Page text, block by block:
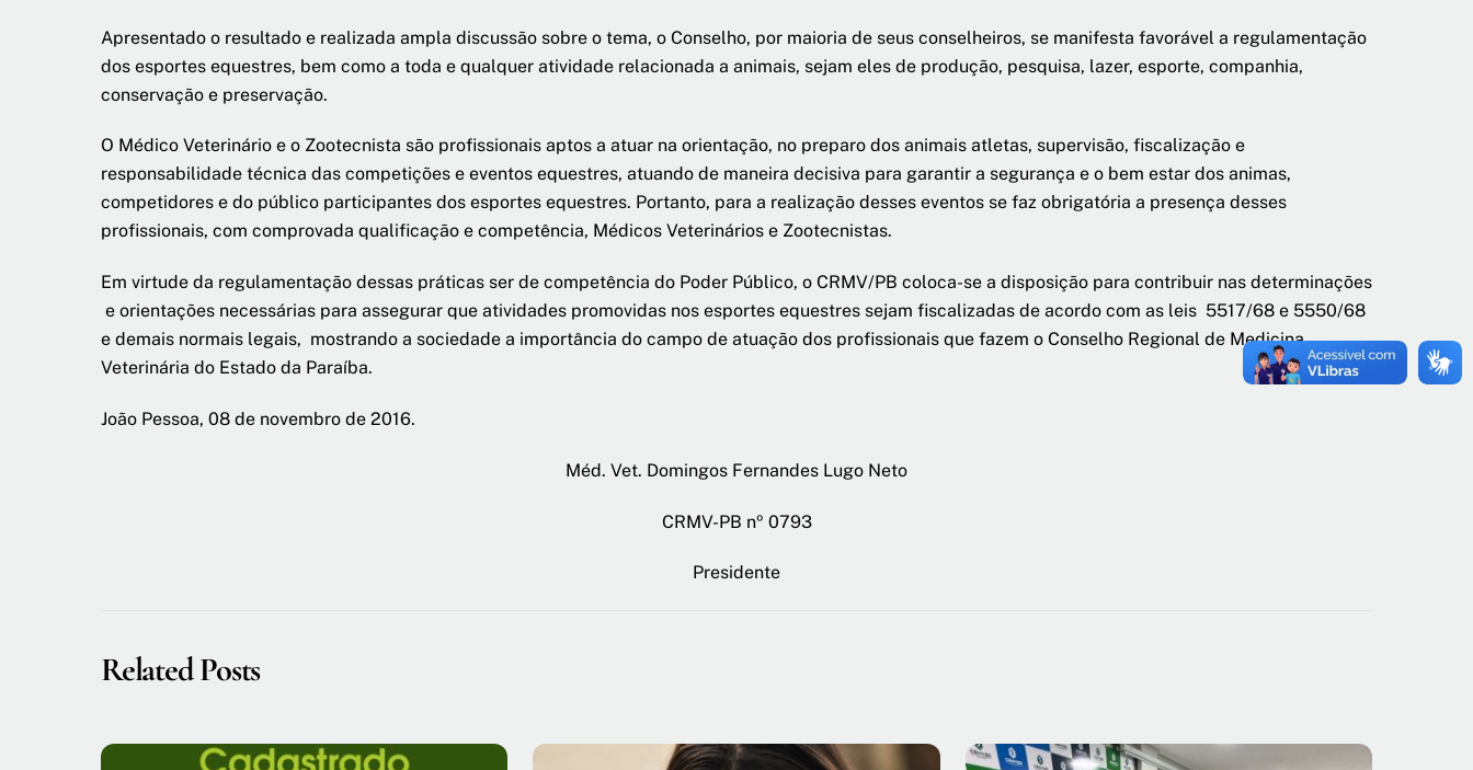
Apresentado o resultado e realizada ampla discussão sobre o tema, o Conselho, por maioria de seus conselheiros, se manifesta favorável a regulamentação
dos esportes equestres, bem como a toda e qualquer atividade relacionada a animais, sejam eles de produção, pesquisa, lazer, esporte, companhia,
conservação e preservação.
O Médico Veterinário e o Zootecnista são profissionais aptos a atuar na orientação, no preparo dos animais atletas, supervisão, fiscalização e
responsabilidade técnica das competições e eventos equestres, atuando de maneira decisiva para garantir a segurança e o bem estar dos animas,
competidores e do público participantes dos esportes equestres. Portanto, para a realização desses eventos se faz obrigatória a presença desses
profissionais, com comprovada qualificação e competência, Médicos Veterinários e Zootecnistas.
Em virtude da regulamentação dessas práticas ser de competência do Poder Público, o CRMV/PB coloca-se a disposição para contribuir nas determinações
e orientações necessárias para assegurar que atividades promovidas nos esportes equestres sejam fiscalizadas de acordo com as leis 5517/68 e 5550/68
e demais normais legais, mostrando a sociedade a importância do campo de atuação dos profissionais que fazem o Conselho Regional de Medicina
Veterinária do Estado da Paraíba.
João Pessoa, 08 de novembro de 2016.
Méd. Vet. Domingos Fernandes Lugo Neto
CRMV-PB nº 0793
Presidente
Related Posts